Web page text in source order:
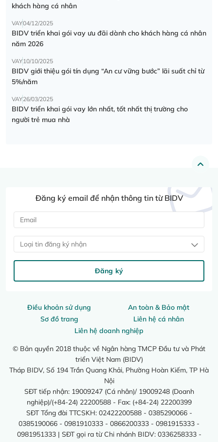
khách hàng cá nhân
VAY04/12/2025
BIDV triển khai gói vay ưu đãi dành cho khách hàng cá nhân
năm 2026
VAY10/10/2025
BIDV giới thiệu gói tín dụng “An cư vững bước” lãi suất chỉ từ
5%/năm
VAY26/03/2025
BIDV triển khai gói vay lớn nhất, tốt nhất thị trường cho
người trẻ mua nhà
Điều khoản sử dụng
An toàn & Bảo mật
Sơ đồ trang
Liên hệ cá nhân
Liên hệ doanh nghiệp
© Bản quyền 2018 thuộc về Ngân hàng TMCP Đầu tư và Phát
triển Việt Nam (BIDV)
Tháp BIDV, Số 194 Trần Quang Khải, Phường Hoàn Kiếm, TP Hà
Nội
SĐT tiếp nhận: 19009247 (Cá nhân)/ 19009248 (Doanh
nghiệp)/(+84-24) 22200588 - Fax: (+84-24) 22200399
SĐT Tổng đài TTCSKH: 02422200588 - 0385290066 -
0385190066 - 0981910333 - 0866200333 - 0981915333 -
0981951333 | SĐT gọi ra từ Chi nhánh BIDV: 0336258333 -
Đăng ký email để nhận thông tin từ BIDV
Loại tin đăng ký nhận
Đăng ký